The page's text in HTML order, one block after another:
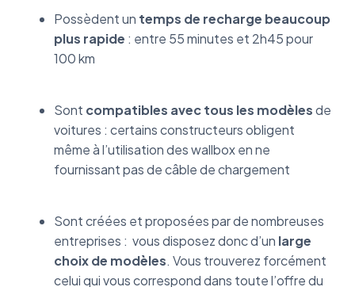
Possèdent un temps de recharge beaucoup
plus rapide : entre 55 minutes et 2h45 pour
100 km
Sont compatibles avec tous les modèlesde
voitures : certains constructeurs obligent
même à l’utilisation des wallbox en ne
fournissant pas de câble de chargement
Sont créées et proposées par de nombreuses
entreprises : vous disposez donc d’un large
choix de modèles. Vous trouverez forcément
celui qui vous correspond dans toute l’offre du